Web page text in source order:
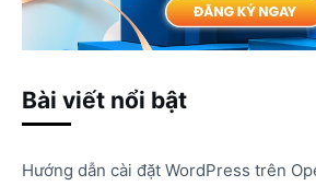
Bài viết nổi bật
Hướng dẫn cài đặt WordPress trên